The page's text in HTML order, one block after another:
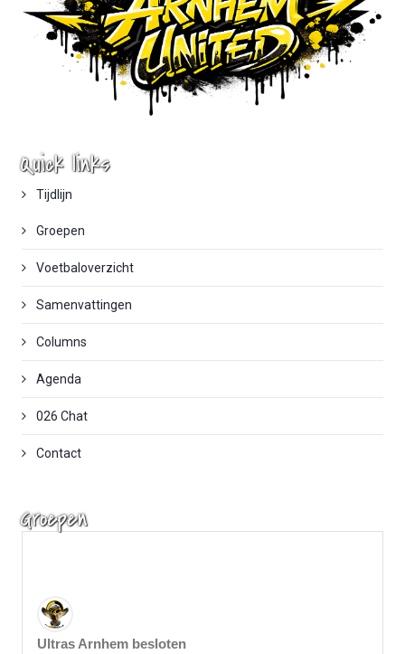
Quick links
Tijdlijn
Groepen
Voetbaloverzicht
Samenvattingen
Columns
Agenda
026 Chat
Contact
Groepen
Ultras Arnhem besloten